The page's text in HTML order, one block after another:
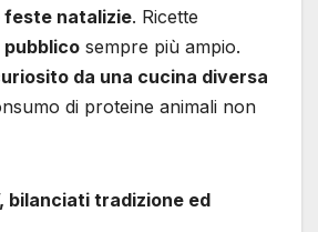
feste natalizie. Ricette
pubblico sempre più ampio.
da una cucina diversa
di proteine animali non
bilanciati tradizione ed